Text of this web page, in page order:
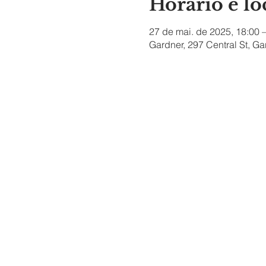
Horário e
27 de mai. de 2025, 18:00
Gardner, 297 Central St,